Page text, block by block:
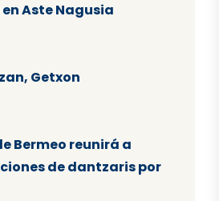
Aste Nagusia
Getxon
Bermeo reunirá a
de dantzaris por